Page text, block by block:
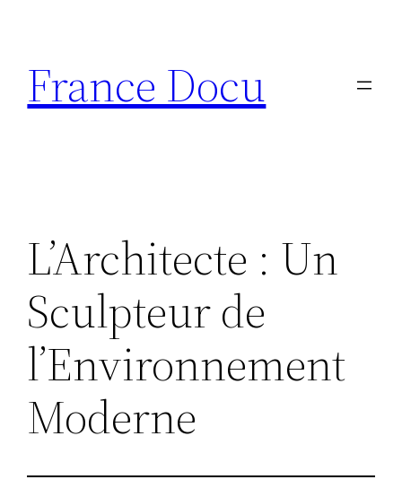
contenu
France Docu
L’Architecte : Un
Sculpteur de
l’Environnement
Moderne